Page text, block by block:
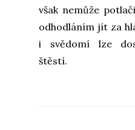
však nemůže
odhodláním jít za
i svědomí lze
štěstí.